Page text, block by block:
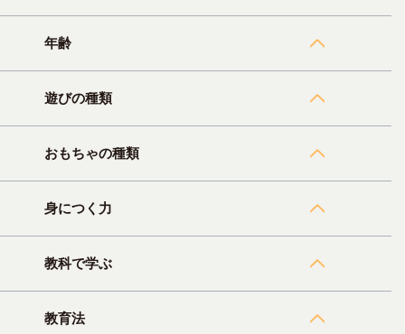
年齢
遊びの種類
おもちゃの種類
身につく力
教科で学ぶ
教育法